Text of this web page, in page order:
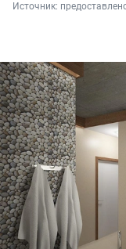
Источник: